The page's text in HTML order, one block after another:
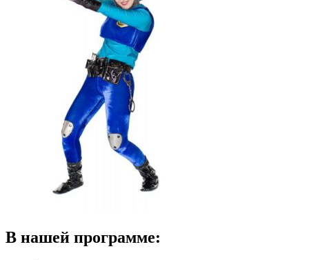
В нашей программе: